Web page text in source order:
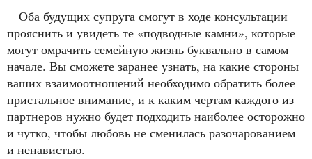
Оба будущих супруга смогут в ходе консультации
прояснить и увидеть те «подводные камни», которые
могут омрачить семейную жизнь буквально в самом
начале. Вы сможете заранее узнать, на какие стороны
ваших взаимоотношений необходимо обратить более
пристальное внимание, и к каким чертам каждого из
партнеров нужно будет подходить наиболее осторожно
и чутко, чтобы любовь не сменилась разочарованием
и ненавистью.